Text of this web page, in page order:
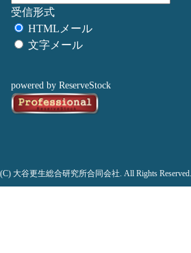
受信形式
HTMLメール
文字メール
powered by ReserveStock
(C) 大谷更生総合研究所合同会社. All Rights Reserved.